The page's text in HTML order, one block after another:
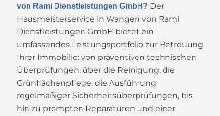
von Rami Dienstleistungen GmbH? Der
Hausmeisterservice in Wangen von Rami
Dienstleistungen GmbH bietet ein
umfassendes Leistungsportfolio zur Betreuung
Ihrer Immobilie: von präventiven technischen
Überprüfungen, über die Reinigung, die
Grünflächenpflege, die Ausführung
regelmäßiger Sicherheitsüberprüfungen, bis
hin zu prompten Reparaturen und einer